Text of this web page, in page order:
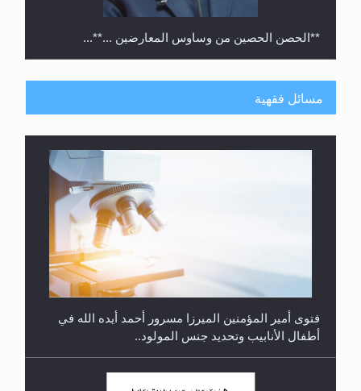
**الحصن الحصين من وساوس المعارضين ...**...
مسائل فقهية
فتوى أمير المؤمنين الميرزا مسرور أحمد أيده الله في
أطفال الأنابيب وتحديد جنس المولود..